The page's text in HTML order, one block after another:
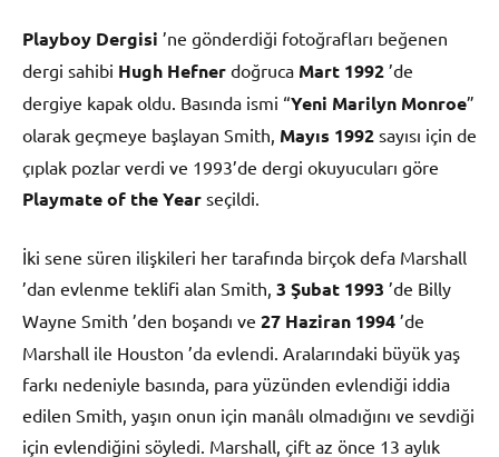
Playboy Dergisi ’ne gönderdiği fotoğrafları beğenen
dergi sahibi Hugh Hefner doğruca Mart 1992 ’de
dergiye kapak oldu. Basında ismi “Yeni Marilyn Monroe”
olarak geçmeye başlayan Smith, Mayıs 1992 sayısı için de
çıplak pozlar verdi ve 1993’de dergi okuyucuları göre
Playmate of the Year seçildi.
İki sene süren ilişkileri her tarafında birçok defa Marshall
’dan evlenme teklifi alan Smith, 3 Şubat 1993 ’de Billy
Wayne Smith ’den boşandı ve 27 Haziran 1994 ’de
Marshall ile Houston ’da evlendi. Aralarındaki büyük yaş
farkı nedeniyle basında, para yüzünden evlendiği iddia
edilen Smith, yaşın onun için manâlı olmadığını ve sevdiği
için evlendiğini söyledi. Marshall, çift az önce 13 aylık